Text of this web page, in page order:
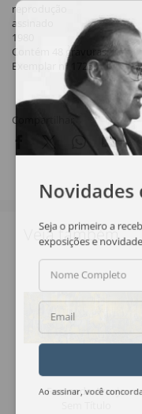
reprodução
assinado
1980
Contém 48 gravuras.
Exemplar nº 1725.
Compartilhar
Veja também
Fernando Araujo
Novidades
Seja o primeiro a
exposições e
Nome Completo
Email
Ao assinar, você